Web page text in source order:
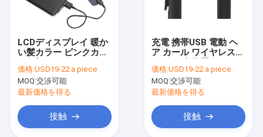
LCDディスプレイ 暖か
い髪カラー ピンクカラ
ー
価格:USD19-22 a piece
MOQ:交渉可能
最新価格を得る
接触
充電 携帯USB 電動 ヘ
ア カール ワイヤレス
ィング
価格:USD19-22 a piece
MOQ:交渉可能
最新価格を得る
接触